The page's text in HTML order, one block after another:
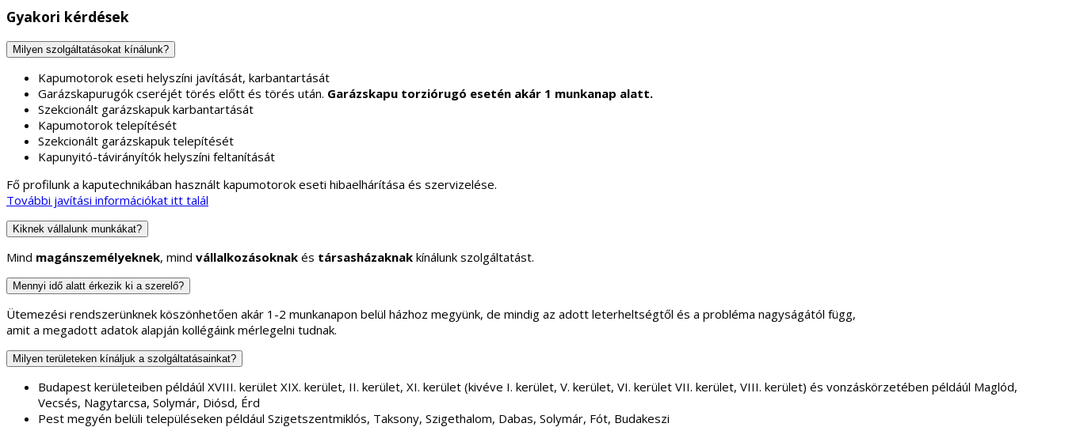
Gyakori kérdések
Milyen szolgáltatásokat kínálunk?
Kapumotorok eseti helyszíni javítását, karbantartását
Garázskapurugók cseréjét törés előtt és törés után. Garázskapu torziórugó esetén akár 1 munkanap alatt.
Szekcionált garázskapuk karbantartását
Kapumotorok telepítését
Szekcionált garázskapuk telepítését
Kapunyitó-távirányítók helyszíni feltanítását
Fő profilunk a kaputechnikában használt kapumotorok eseti hibaelhárítása és szervizelése.
További javítási információkat itt talál
Kiknek vállalunk munkákat?
Mind magánszemélyeknek, mind vállalkozásoknak és társasházaknak kínálunk szolgáltatást.
Mennyi idő alatt érkezik ki a szerelő?
Ütemezési rendszerünknek köszönhetően akár 1-2 munkanapon belül házhoz megyünk, de mindig az adott leterheltségtől és a probléma nagyságától függ,
amit a megadott adatok alapján kollégáink mérlegelni tudnak.
Milyen területeken kínáljuk a szolgáltatásainkat?
Budapest kerületeiben példáúl XVIII. kerület XIX. kerület, II. kerület, XI. kerület (kivéve I. kerület, V. kerület, VI. kerület VII. kerület, VIII. kerület) és vonzáskörzetében példáúl Maglód,
Vecsés, Nagytarcsa, Solymár, Diósd, Érd
Pest megyén belüli településeken például Szigetszentmiklós, Taksony, Szigethalom, Dabas, Solymár, Fót, Budakeszi